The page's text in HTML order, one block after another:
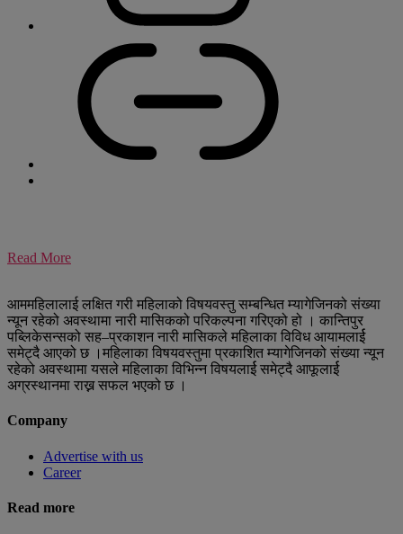
Read More
आममहिलालाई लक्षित गरी महिलाको विषयवस्तु सम्बन्धित म्यागेजिनको संख्या
न्यून रहेको अवस्थामा नारी मासिकको परिकल्पना गरिएको हो । कान्तिपुर
पब्लिकेसन्सको सह–प्रकाशन नारी मासिकले महिलाका विविध आयामलार्ई
समेट्दै आएको छ ।महिलाका विषयवस्तुमा प्रकाशित म्यागेजिनको संख्या न्यून
रहेको अवस्थामा यसले महिलाका विभिन्न विषयलार्ई समेट्दै आफूलार्ई
अग्रस्थानमा राख्न सफल भएको छ ।
Company
Advertise with us
Career
Read more